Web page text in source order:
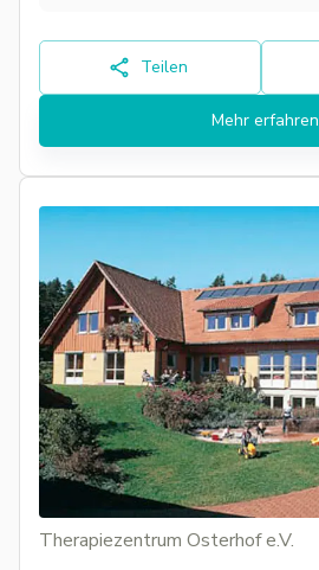
Teilen
Mehr erfahren
Therapiezentrum Osterhof e.V.